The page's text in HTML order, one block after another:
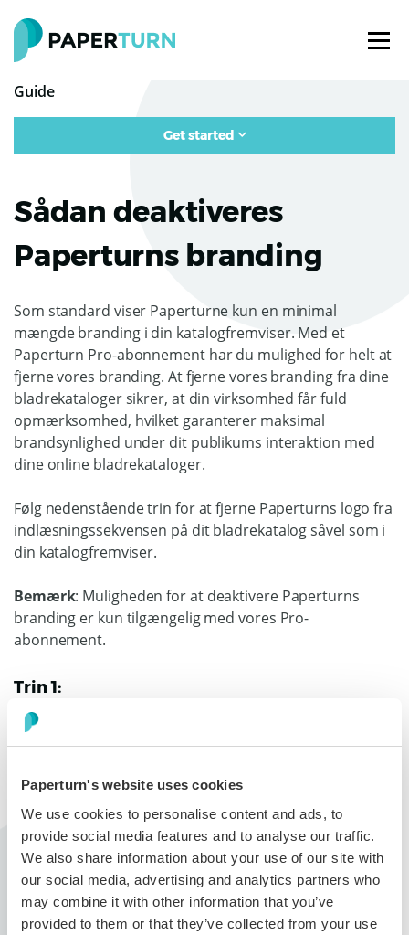
Paperturn's website uses cookies
We use cookies to personalise content and ads, to
provide social media features and to analyse our traffic.
We also share information about your use of our site with
our social media, advertising and analytics partners who
may combine it with other information that you’ve
provided to them or that they’ve collected from your use
Guide
Get started
Sådan deaktiveres
Paperturns branding
Som standard viser Paperturne kun en minimal
mængde branding i din katalogfremviser. Med et
Paperturn Pro-abonnement har du mulighed for helt at
fjerne vores branding. At fjerne vores branding fra dine
bladrekataloger sikrer, at din virksomhed får fuld
opmærksomhed, hvilket garanterer maksimal
brandsynlighed under dit publikums interaktion med
dine online bladrekataloger.
Følg nedenstående trin for at fjerne Paperturns logo fra
indlæsningssekvensen på dit bladrekatalog såvel som i
din katalogfremviser.
Bemærk: Muligheden for at deaktivere Paperturns
branding er kun tilgængelig med vores Pro-
abonnement.
Trin 1:
I øverste højre hjørne af dit bladrekatalogs dashboard
skal du klikke på kontorullemenuen og derefter vælge
Trin 2:
Vis Paperturn-brandingfra og klik på